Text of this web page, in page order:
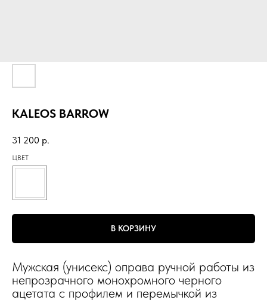
KALEOS BARROW
31 200 р.
ЦВЕТ
В КОРЗИНУ
Мужская (унисекс) оправа ручной работы из
непрозрачного монохромного черного
ацетата с профилем и перемычкой из